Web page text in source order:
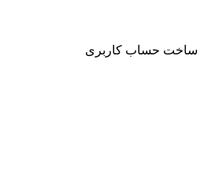
ساخت حساب کاربری